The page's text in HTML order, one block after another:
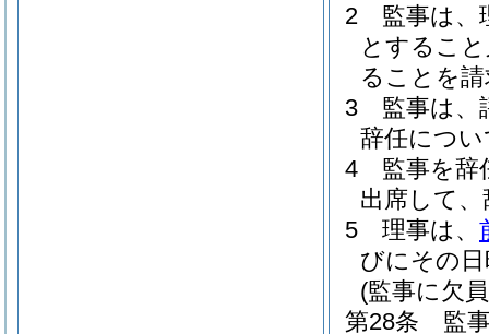
2
監事は、
とするこ
ることを
3
監事は、
辞任につ
4
監事を辞
出席して
5
理事は、
びにその
(監事に欠
第28条
監